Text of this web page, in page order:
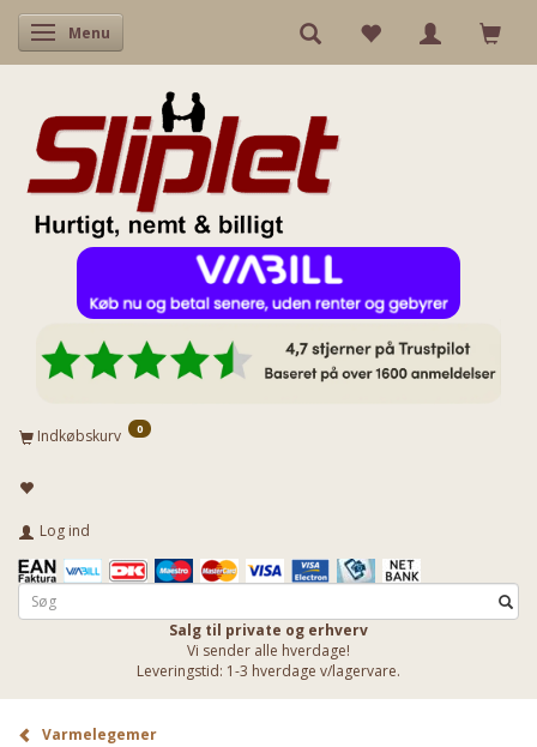
Skifte navigation
Menu
Indkøbskurv 0
Log ind
Salg til private og erhverv
Vi sender alle hverdage!
Leveringstid: 1-3 hverdage v/lagervare.
Varmelegemer